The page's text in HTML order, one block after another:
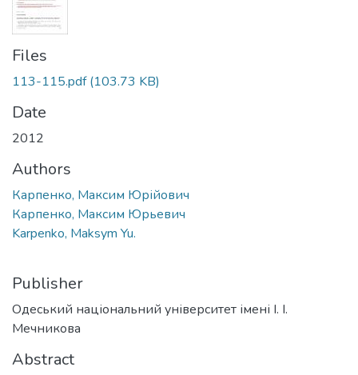
Files
113-115.pdf(103.73 KB)
Date
2012
Authors
Карпенко, Максим Юрійович
Карпенко, Максим Юрьевич
Karpenko, Maksym Yu.
Publisher
Одеський національний університет імені І. І.
Мечникова
Abstract